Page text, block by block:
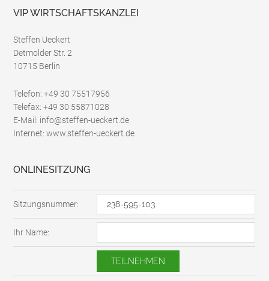
*
VIP WIRTSCHAFTSKANZLEI
Steffen Ueckert
Detmolder Str. 2
10715 Berlin
Telefon: +49 30 75517956
Telefax: +49 30 55871028
E-Mail: info@steffen-ueckert.de
Internet: www.steffen-ueckert.de
ONLINESITZUNG
Sitzungsnummer:
Ihr Name: